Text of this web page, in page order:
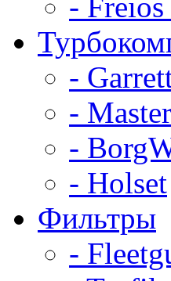
-
-
-
- Holset
Фильтры
-